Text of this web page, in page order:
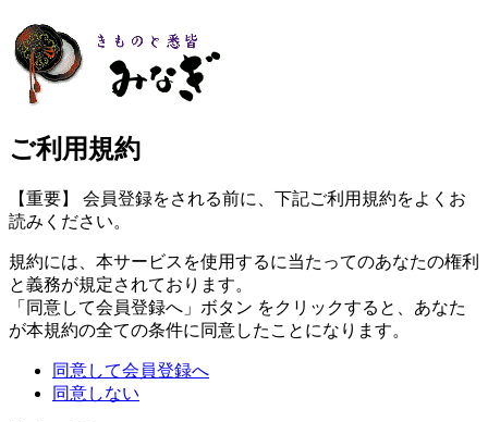
ご利用規約
【重要】 会員登録をされる前に、下記ご利用規約をよくお
読みください。
規約には、本サービスを使用するに当たってのあなたの権利
と義務が規定されております。
「同意して会員登録へ」ボタン をクリックすると、あなた
が本規約の全ての条件に同意したことになります。
同意して会員登録へ
同意しない